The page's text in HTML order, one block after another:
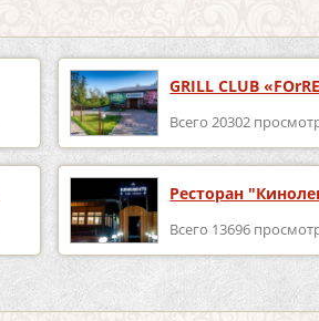
GRILL CLUB
Всего 20302
Ресторан
Всего 13696